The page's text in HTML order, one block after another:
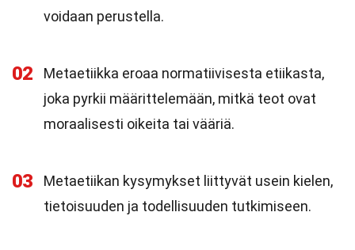
voidaan perustella.
02
Metaetiikka eroaa normatiivisesta etiikasta,
joka pyrkii määrittelemään, mitkä teot ovat
moraalisesti oikeita tai vääriä.
03
Metaetiikan kysymykset liittyvät usein kielen,
tietoisuuden ja todellisuuden tutkimiseen.